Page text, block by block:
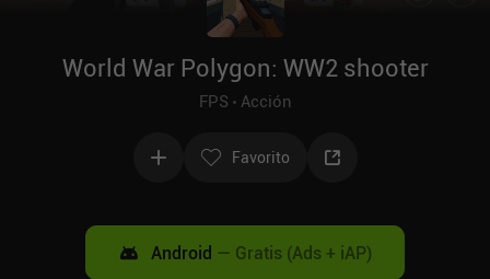
World War Polygon: WW2 shooter
FPS Acción
Favorito
Android — Gratis (Ads + iAP)